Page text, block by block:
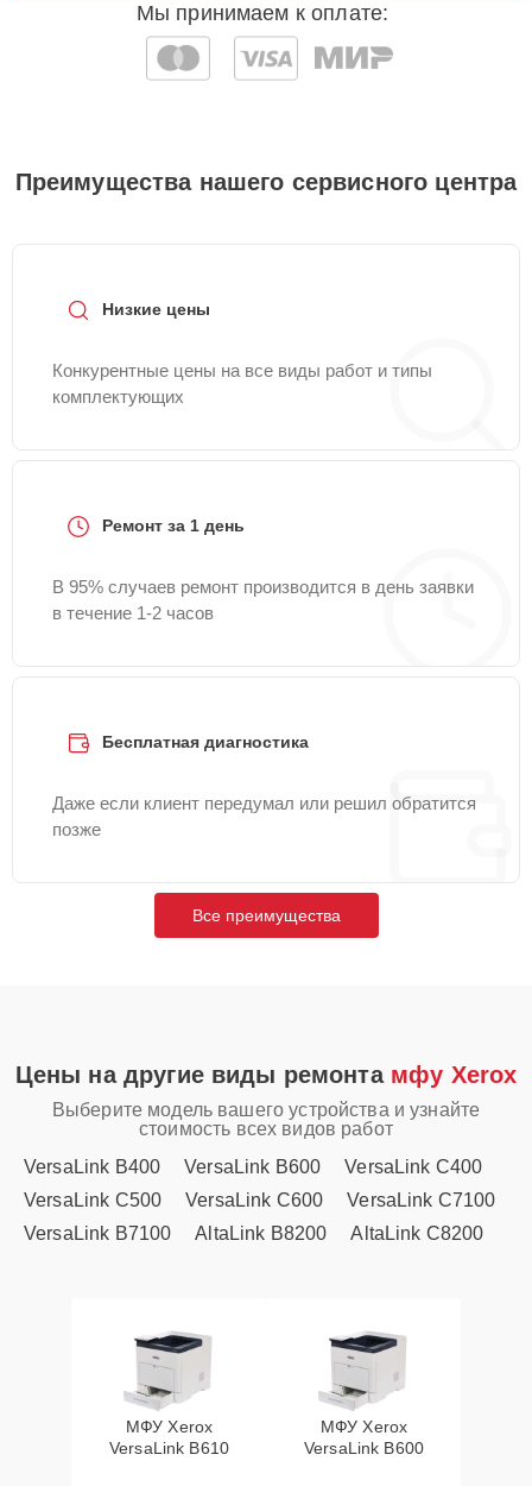
Мы принимаем к оплате:
Преимущества нашего сервисного центра
Низкие цены
Конкурентные цены на все виды работ и типы
комплектующих
Ремонт за 1 день
В 95% случаев ремонт производится в день заявки
в течение 1-2 часов
Бесплатная диагностика
Даже если клиент передумал или решил обратится
позже
Все преимущества
Цены на другие виды ремонта мфу Xerox
Выберите модель вашего устройства и узнайте
стоимость всех видов работ
VersaLink B400
VersaLink B600
VersaLink C400
VersaLink C500
VersaLink C600
VersaLink C7100
VersaLink B7100
AltaLink B8200 AltaLink C8200
МФУ Xerox
VersaLink B610
МФУ Xerox
VersaLink B600